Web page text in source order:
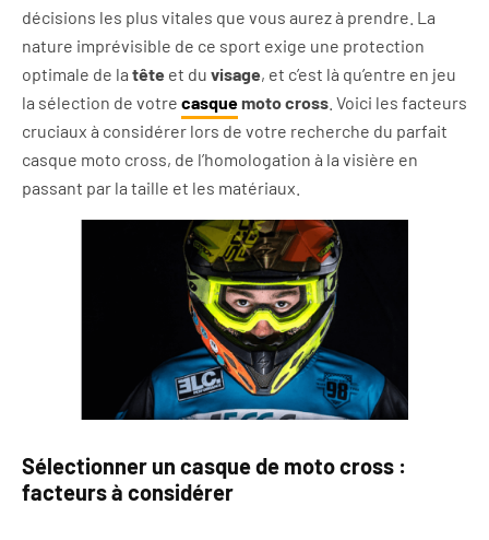
décisions les plus vitales que vous aurez à prendre. La
nature imprévisible de ce sport exige une protection
optimale de la tête et du visage, et c’est là qu’entre en jeu
la sélection de votre casquemoto cross . Voici les facteurs
cruciaux à considérer lors de votre recherche du parfait
casque moto cross, de l’homologation à la visière en
passant par la taille et les matériaux.
Sélectionner un casque de moto cross :
facteurs à considérer